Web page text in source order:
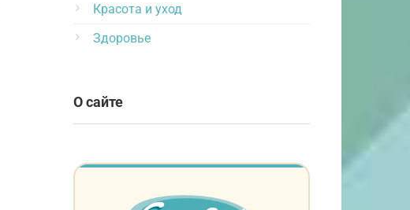
Красота и уход
Здоровье
О сайте